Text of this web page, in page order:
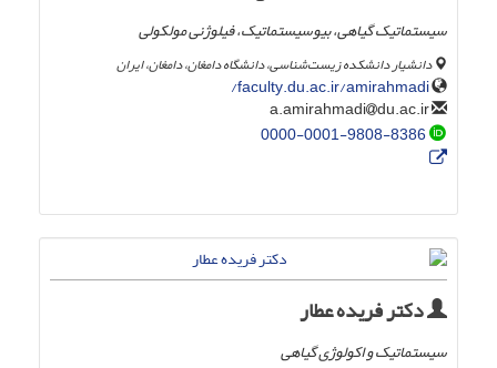
سیستماتیک گیاهی، بیوسیستماتیک، فیلوژنی مولکولی
دانشیار دانشکده زیست‌شناسی، دانشگاه دامغان، دامغان، ایران
faculty.du.ac.ir/amirahmadi/
du.ac.ir
0000-0001-9808-8386
دکتر فریده عطار
سیستماتیک و اکولوژی گیاهی